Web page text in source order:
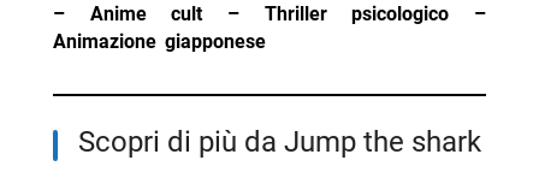
– Anime cult – Thriller psicologico –
Animazione giapponese
Scopri di più da Jump the shark